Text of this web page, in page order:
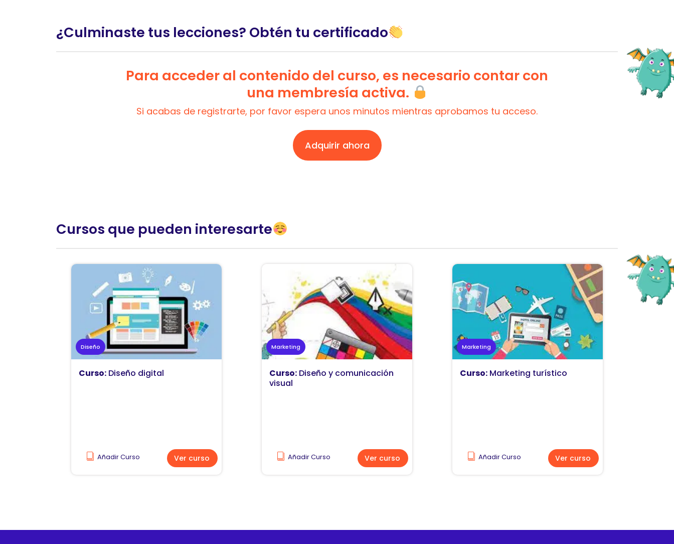
¿Culminaste tus lecciones? Obtén tu certificado
Para acceder al contenido del curso, es necesario contar con
una membresía activa.
Si acabas de registrarte, por favor espera unos minutos mientras aprobamos tu acceso.
Adquirir ahora
Cursos que pueden interesarte
Diseño
Curso: Diseño digital
Añadir Curso Ver curso
Marketing
Curso: Diseño y comunicación
visual
Añadir Curso Ver curso
Marketing
Curso: Marketing turístico
Añadir Curso Ver curso